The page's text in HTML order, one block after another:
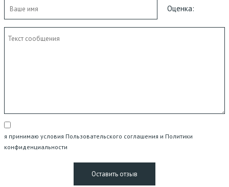
Оценка:
я принимаю условия Пользовательского соглашения и Политики
конфиденциальности